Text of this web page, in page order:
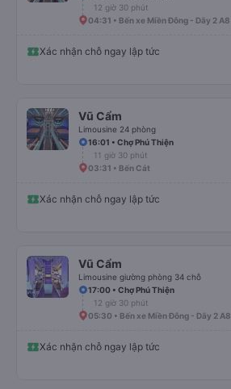
12 giờ 30 phút
04:31 • Bến xe Miền Đông - Dãy 2 A8
Xác nhận chỗ ngay lập tức
Vũ Cẩm
Limousine 24 phòng
16:01 • Chợ Phú Thiện
11 giờ 30 phút
03:31 • Bến Cát
Xác nhận chỗ ngay lập tức
Vũ Cẩm
Limousine giường phòng 34 chỗ
17:00 • Chợ Phú Thiện
12 giờ 30 phút
05:30 • Bến xe Miền Đông - Dãy 2 A8
Xác nhận chỗ ngay lập tức